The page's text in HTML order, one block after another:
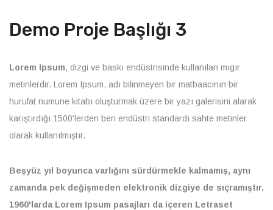
Demo Proje Başlığı 3
Lorem Ipsum, dizgi ve baskı endüstrisinde kullanılan mıgır
metinlerdir. Lorem Ipsum, adı bilinmeyen bir matbaacının bir
hurufat numune kitabı oluşturmak üzere bir yazı galerisini alarak
karıştırdığı 1500'lerden beri endüstri standardı sahte metinler
olarak kullanılmıştır.
Beşyüz yıl boyunca varlığını sürdürmekle kalmamış, aynı
zamanda pek değişmeden elektronik dizgiye de sıçramıştır.
1960'larda Lorem Ipsum pasajları da içeren Letraset